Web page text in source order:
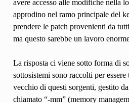
avere accesso alle modifiche nella
approdino nel ramo principale del
prendere le patch provenienti da
ma questo sarebbe un lavoro
La risposta ci viene sotto forma di
sottosistemi sono raccolti per
vecchio di questi sorgenti, gestito
chiamato “-mm” (memory